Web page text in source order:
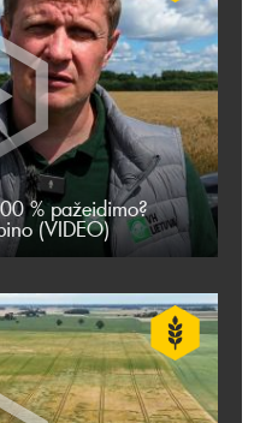
% pažeidimo?
(VIDEO)